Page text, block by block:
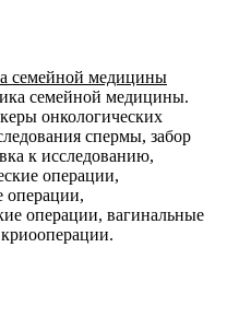
семейной медицины
семейной медицины.
онкологических
спермы, забор
к исследованию,
операции,
операции,
операции, вагинальные